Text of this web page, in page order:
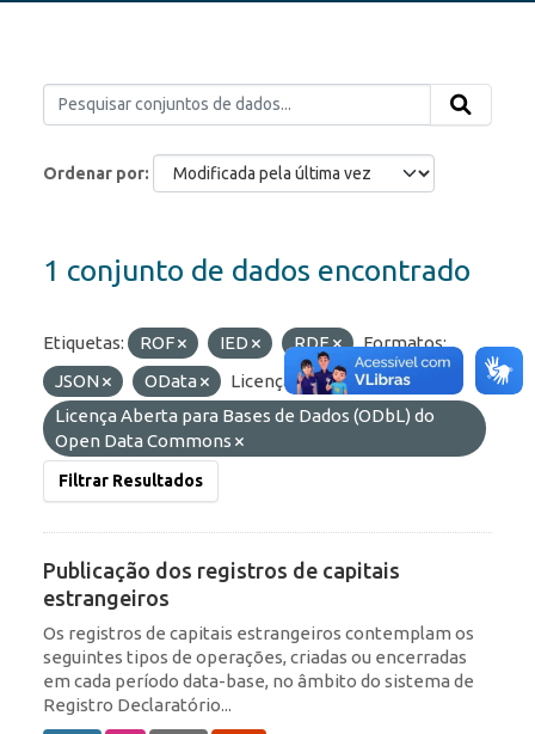
Ordenar por
1 conjunto de dados encontrado
Etiquetas: ROF IED RDE
Formatos:
JSON
OData
Licenças:
Licença Aberta para Bases de Dados (ODbL) do
Open Data Commons
Filtrar Resultados
Publicação dos registros de capitais
estrangeiros
Os registros de capitais estrangeiros contemplam os
seguintes tipos de operações, criadas ou encerradas
em cada período data-base, no âmbito do sistema de
Registro Declaratório...